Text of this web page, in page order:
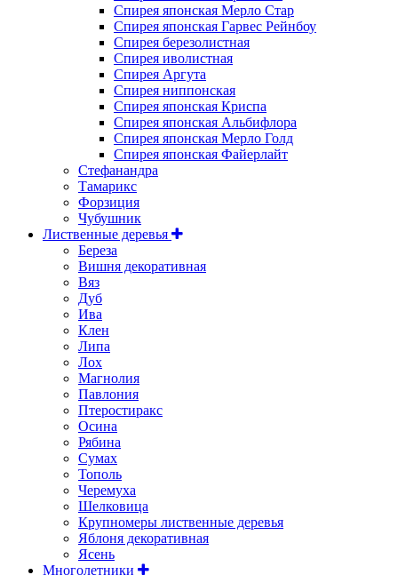
Спирея японская Мерло Стар
Спирея японская Гарвес Рейнбоу
Спирея березолистная
Спирея иволистная
Спирея Аргута
Спирея ниппонская
Спирея японская Криспа
Спирея японская Альбифлора
Спирея японская Мерло Голд
Спирея японская Файерлайт
Стефанандра
Тамарикс
Форзиция
Чубушник
Лиственные деревья
Береза
Вишня декоративная
Вяз
Дуб
Ива
Клен
Липа
Лох
Магнолия
Павлония
Птеростиракс
Осина
Рябина
Сумах
Тополь
Черемуха
Шелковица
Крупномеры лиственные деревья
Яблоня декоративная
Ясень
Многолетники